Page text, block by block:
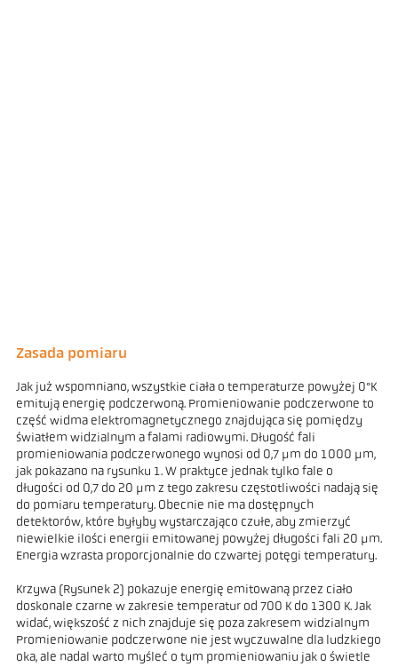
Zasada pomiaru
Jak już wspomniano, wszystkie ciała o temperaturze powyżej 0°K
emitują energię podczerwoną. Promieniowanie podczerwone to
część widma elektromagnetycznego znajdująca się pomiędzy
światłem widzialnym a falami radiowymi. Długość fali
promieniowania podczerwonego wynosi od 0,7 µm do 1000 µm,
jak pokazano na rysunku 1. W praktyce jednak tylko fale o
długości od 0,7 do 20 µm z tego zakresu częstotliwości nadają się
do pomiaru temperatury. Obecnie nie ma dostępnych
detektorów, które byłyby wystarczająco czułe, aby zmierzyć
niewielkie ilości energii emitowanej powyżej długości fali 20 µm.
Energia wzrasta proporcjonalnie do czwartej potęgi temperatury.
Krzywa (Rysunek 2) pokazuje energię emitowaną przez ciało
doskonale czarne w zakresie temperatur od 700 K do 1300 K. Jak
widać, większość z nich znajduje się poza zakresem widzialnym
Promieniowanie podczerwone nie jest wyczuwalne dla ludzkiego
oka, ale nadal warto myśleć o tym promieniowaniu jak o świetle